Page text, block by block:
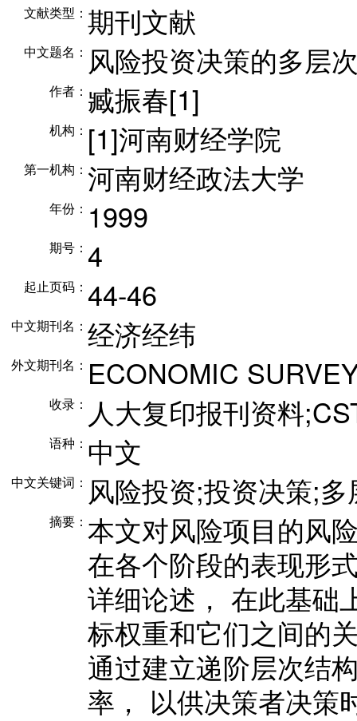
文献类型： 期刊文献
中文题名： 风险投资决策的多层
作者： 臧振春[1]
机构： [1]河南财经学院
第一机构： 河南财经政法大学
年份： 1999
期号： 4
起止页码： 44-46
中文期刊名： 经济经纬
外文期刊名： ECONOMIC
收录： 人大复印报刊资料
语种： 中文
中文关键词： 风险投资;投资决策;
摘要： 本文对风险项目的风
在各个阶段的表现形
详细论述， 在此基础
标权重和它们之间的
通过建立递阶层次结
率， 以供决策者决策